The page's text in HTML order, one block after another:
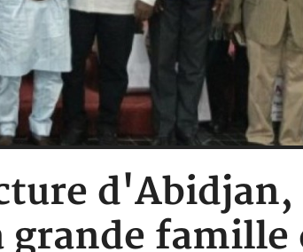
d'Abidjan,
famille